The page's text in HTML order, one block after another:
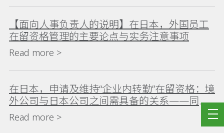
【面向人事负责人的说明】在日本，外国员工
在留资格管理的主要论点与实务注意事项
Read more >
在日本，申请及维持“企业内转勤”在留资格：境
外公司与日本公司之间需具备的关系——同一
公司内部调动、集团企业内部派遣及驻在员事
务所
Read more >